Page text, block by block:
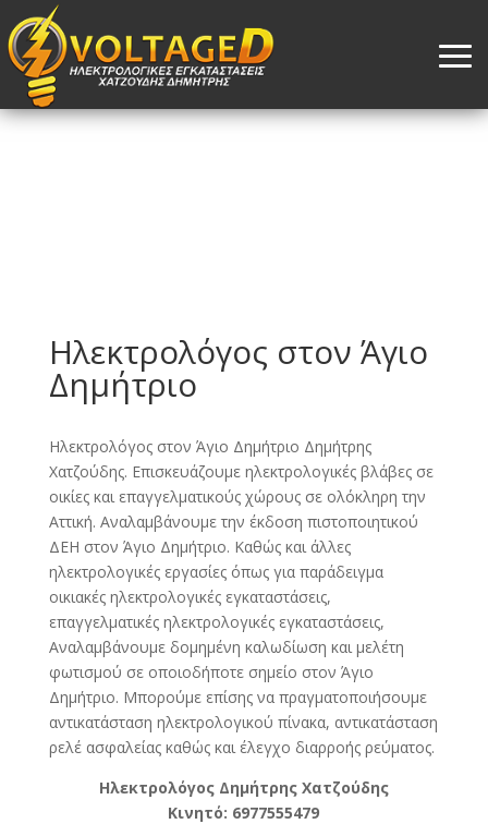
Ηλεκτρολόγος στον Άγιο
Δημήτριο
Ηλεκτρολόγος στον Άγιο Δημήτριο Δημήτρης
Χατζούδης. Επισκευάζουμε ηλεκτρολογικές βλάβες σε
οικίες και επαγγελματικούς χώρους σε ολόκληρη την
Αττική. Αναλαμβάνουμε την έκδοση πιστοποιητικού
ΔΕΗ στον Άγιο Δημήτριο. Καθώς και άλλες
ηλεκτρολογικές εργασίες όπως για παράδειγμα
οικιακές ηλεκτρολογικές εγκαταστάσεις,
επαγγελματικές ηλεκτρολογικές εγκαταστάσεις,
Αναλαμβάνουμε δομημένη καλωδίωση και μελέτη
φωτισμού σε οποιοδήποτε σημείο στον Άγιο
Δημήτριο. Μπορούμε επίσης να πραγματοποιήσουμε
αντικατάσταση ηλεκτρολογικού πίνακα, αντικατάσταση
ρελέ ασφαλείας καθώς και έλεγχο διαρροής ρεύματος.
Ηλεκτρολόγος Δημήτρης Χατζούδης
Κινητό: 6977555479